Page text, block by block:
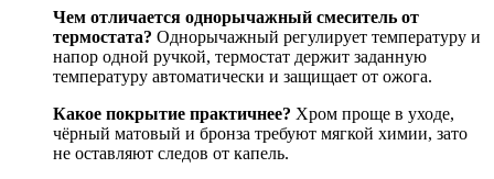
Чем отличается однорычажный смеситель от
термостата? Однорычажный регулирует температуру и
напор одной ручкой, термостат держит заданную
температуру автоматически и защищает от ожога.
Какое покрытие практичнее? Хром проще в уходе,
чёрный матовый и бронза требуют мягкой химии, зато
не оставляют следов от капель.